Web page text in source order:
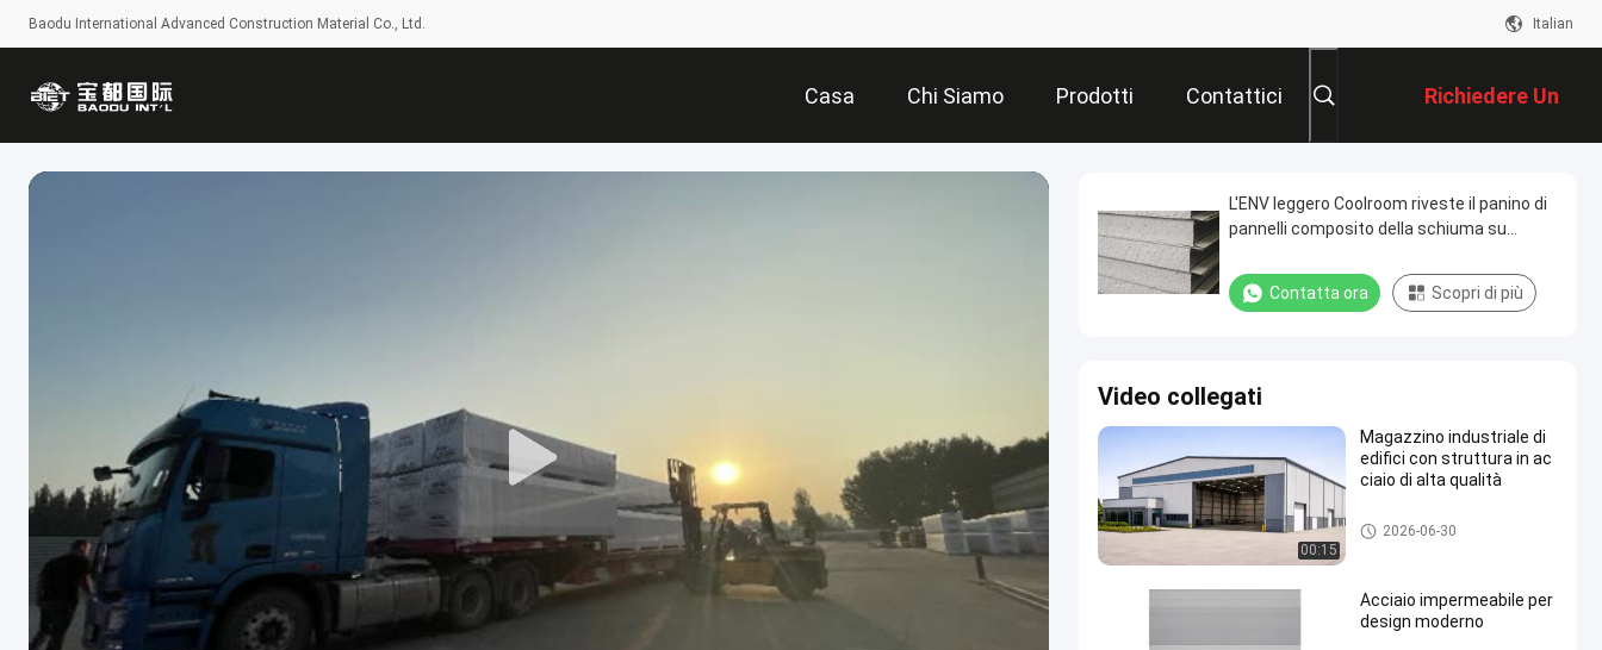
Baodu International Advanced Construction Material Co., Ltd. Italian
Casa Chi Siamo Prodotti Contattici Richiedere Un
Preventivo
L'ENV leggero Coolroom riveste il panino di
pannelli composito della schiuma su
Contatta ora Scopri di più
Video collegati
00:15
Magazzino industriale di
edifici con struttura in ac
ciaio di alta qualità
Magazzino di strutture in acci
aio
2026-06-30
Acciaio impermeabile per
design moderno